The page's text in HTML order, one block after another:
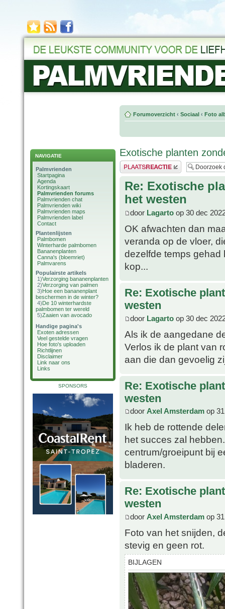
NAVIGATIE
Palmvrienden
Startpagina
Agenda
Kortingskaart
Palmvrienden forums
Palmvrienden chat
Palmvrienden wiki
Palmvrienden maps
Palmvrienden label
Contact
Plantenlijsten
Palmbomen
Winterharde palmbomen
Bananenplanten
Canna's (bloemriet)
Palmvarens
Populairste artikels
1)Verzorging bananenplanten
2)Verzorging van palmen
3)Hoe een bananenplant
beschermen in de winter?
4)De 10 winterhardste
palmbomen ter wereld
5)Zaaien van avocado
Handige pagina's
Exoten adressen
Veel gestelde vragen
Hoe foto's uploaden
Richtlijnen
Disclaimer
Link naar ons
Links
SPONSORS
Forumoverzicht ‹ Sociaal ‹ Foto
Exotische planten
Plaats een reactie
Re: Exotische
het westen
door Lagarto op 30 dec
OK afwachten dan
veranda op de vloer,
dezelfde temps gehad
kop...
Re: Exotische
westen
door Lagarto op 30 dec
Als ik de aangedane
Verlos ik de plant van
aan die dan gevoelig
Re: Exotische
westen
door Axel Amsterdam op
Ik heb de rottende
het succes zal
centrum/groeipunt bij
bladeren.
Re: Exotische
westen
door Axel Amsterdam op
Foto van het snijden,
stevig en geen rot.
BIJLAGEN